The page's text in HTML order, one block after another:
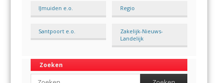
IJmuiden e.o. Regio
Santpoort e.o.
Zakelijk-Nieuws-
Landelijk
Zoeken
Search